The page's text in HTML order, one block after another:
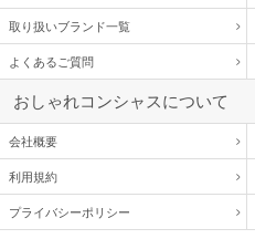
取り扱いブランド一覧
よくあるご質問
おしゃれコンシャスについて
会社概要
利用規約
プライバシーポリシー